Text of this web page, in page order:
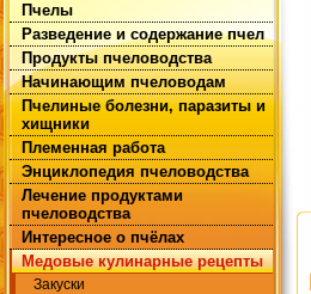
Пчелы
Разведение и содержание пчел
Продукты пчеловодства
Начинающим пчеловодам
Пчелиные болезни, паразиты и
хищники
Племенная работа
Энциклопедия пчеловодства
Лечение продуктами
пчеловодства
Интересное о пчёлах
Медовые кулинарные рецепты
Закуски